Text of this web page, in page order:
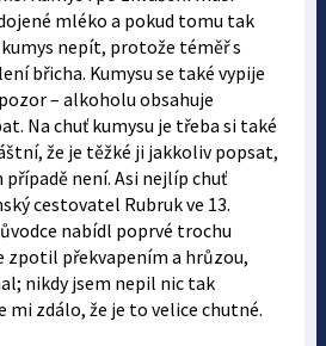
mléko a pokud tomu tak
nepít, protože téměř s
břicha. Kumysu se také vypije
– alkoholu obsahuje
Na chuť kumysu je třeba si také
že je těžké ji jakkoliv popsat,
případě není. Asi nejlíp chuť
cestovatel Rubruk ve 13.
nabídl poprvé trochu
zpotil překvapením a hrůzou,
nikdy jsem nepil nic tak
mi zdálo, že je to velice chutné.